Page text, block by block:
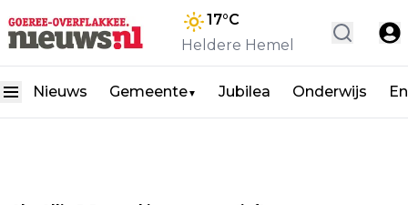
17°C
Heldere Hemel
Nieuws Gemeente▼ Jubilea Onderwijs